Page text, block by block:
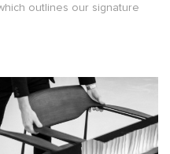
outlines our signature